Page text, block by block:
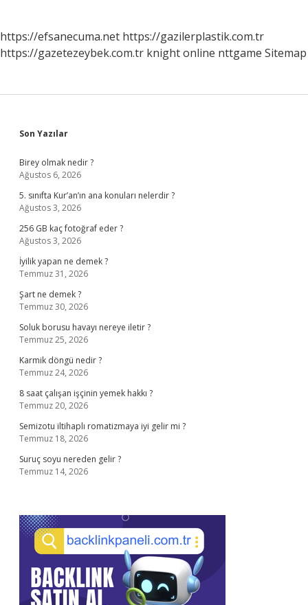
Yazıldı
https://efsanecuma.net https://gazilerplastik.com.tr
https://gazetezeybek.com.tr knight online nttgame Sitemap
Sidebar
Son Yazılar
Birey olmak nedir ?
Ağustos 6, 2026
5. sınıfta Kur’an’ın ana konuları nelerdir ?
Ağustos 3, 2026
256 GB kaç fotoğraf eder ?
Ağustos 3, 2026
İyilik yapan ne demek ?
Temmuz 31, 2026
Şart ne demek ?
Temmuz 30, 2026
Soluk borusu havayı nereye iletir ?
Temmuz 25, 2026
Karmik döngü nedir ?
Temmuz 24, 2026
8 saat çalışan işçinin yemek hakkı ?
Temmuz 20, 2026
Semizotu iltihaplı romatizmaya iyi gelir mi ?
Temmuz 18, 2026
Suruç soyu nereden gelir ?
Temmuz 14, 2026